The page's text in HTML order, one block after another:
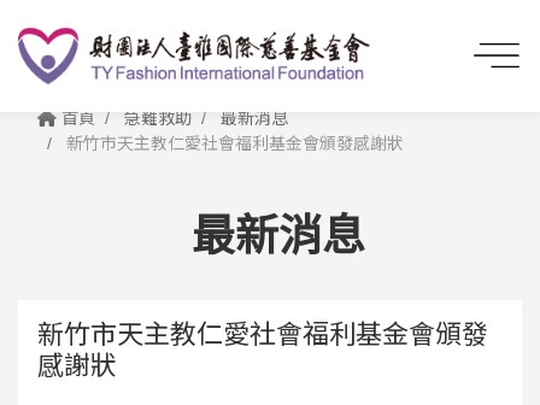
首頁 急難救助
最新消息
新竹市天主教仁愛社會福利基金會頒發感謝狀
最新消息
新竹市天主教仁愛社會福利基金會頒發
感謝狀